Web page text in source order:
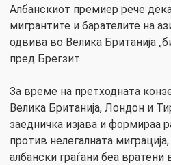
Албанскиот премиер рече
мигрантите и барателите на
одвива во Велика Британија
пред Брегзит.
За време на претходната
Велика Британија, Лондон и
заедничка изјава и формираа
против нелегалната
албански граѓани беа вратени